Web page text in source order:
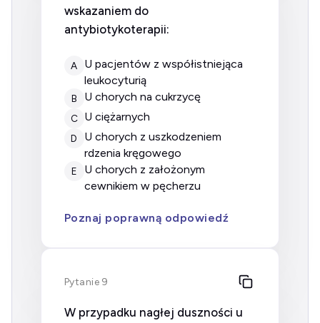
wskazaniem do
antybiotykoterapii:
A
u pacjentów z współistniejąca
leukocyturią
B u chorych na cukrzycę
C u ciężarnych
D
u chorych z uszkodzeniem
rdzenia kręgowego
E
u chorych z założonym
cewnikiem w pęcherzu
Poznaj poprawną odpowiedź
Pytanie 9
W przypadku nagłej duszności u